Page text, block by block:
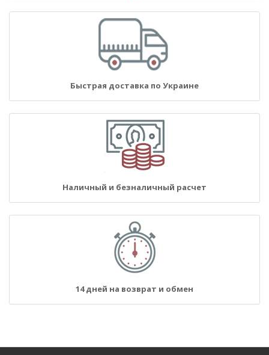
Быстрая доставка по Украине
Наличный и безналичный расчет
14 дней на возврат и обмен